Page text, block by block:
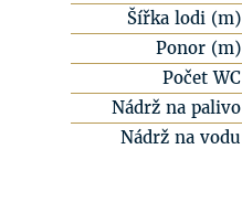
Šířka lodi (m)
Ponor (m)
Počet WC
Nádrž na palivo
Nádrž na vodu